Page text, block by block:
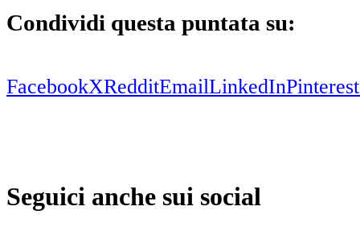
Condividi questa puntata su:
FacebookXRedditEmailLinkedInPinterest
Seguici anche sui social